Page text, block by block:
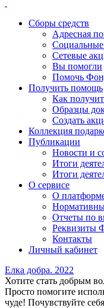
Сборы средств
Адресная
Сетевые
Вы помогли
Помочь
Получить помощь
Как
Образцы
Создать
Коллекция
Публикации
Новости и
Итоги
Итоги
О сервисе
О
Отчеты по
Реквизиты
Контакты
Личный кабинет
Елка добра. 2022
Хотите стать добрым
Просто помогите
чуде! Почувствуйте